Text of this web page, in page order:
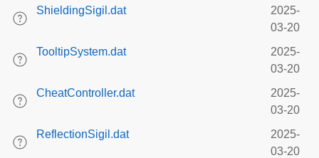
ShieldingSigil.dat
2025-
03-20
TooltipSystem.dat
2025-
03-20
CheatController.dat
2025-
03-20
ReflectionSigil.dat
2025-
03-20